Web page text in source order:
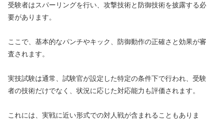
受験者はスパーリングを行い、攻撃技術と防御技術を披露する必
要があります。
ここで、基本的なパンチやキック、防御動作の正確さと効果が審
査されます。
実技試験は通常、試験官が設定した特定の条件下で行われ、受験
者の技術だけでなく、状況に応じた対応能力も評価されます。
これには、実戦に近い形式での対人戦が含まれることもありま